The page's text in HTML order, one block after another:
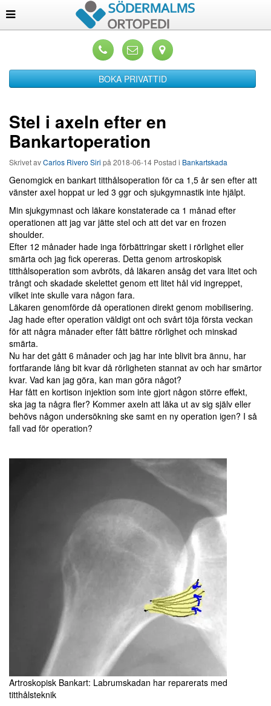
BOKA PRIVATTID
Stel i axeln efter en
Bankartoperation
Skrivet avCarlos Rivero Siri på 2018-06-14 Postad i Bankartskada
Genomgick en bankart titthålsoperation för ca 1,5 år sen efter att
vänster axel hoppat ur led 3 ggr och sjukgymnastik inte hjälpt.
Min sjukgymnast och läkare konstaterade ca 1 månad efter
operationen att jag var jätte stel och att det var en frozen
shoulder.
Efter 12 månader hade inga förbättringar skett i rörlighet eller
smärta och jag fick opereras. Detta genom artroskopisk
titthålsoperation som avbröts, då läkaren ansåg det vara litet och
trångt och skadade skelettet genom ett litet hål vid ingreppet,
vilket inte skulle vara någon fara.
Läkaren genomförde då operationen direkt genom mobilisering.
Jag hade efter operation väldigt ont och svårt töja första veckan
för att några månader efter fått bättre rörlighet och minskad
smärta.
Nu har det gått 6 månader och jag har inte blivit bra ännu, har
fortfarande lång bit kvar då rörligheten stannat av och har smärtor
kvar. Vad kan jag göra, kan man göra något?
Har fått en kortison injektion som inte gjort någon större effekt,
ska jag ta några fler? Kommer axeln att läka ut av sig själv eller
behövs någon undersökning ske samt en ny operation igen? I så
fall vad för operation?
Artroskopisk Bankart: Labrumskadan har reparerats med
titthålsteknik